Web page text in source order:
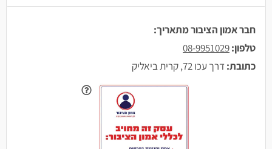
חבר אמון הציבור מתאריך:
טלפון:08-9951029
כתובת: דרך עכו 72, קרית ביאליק